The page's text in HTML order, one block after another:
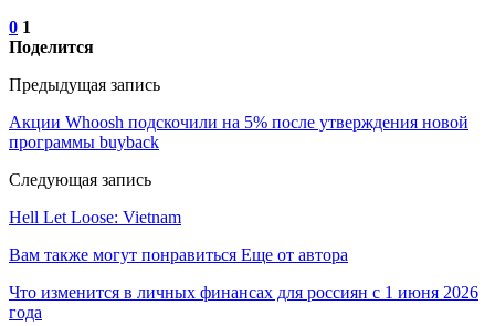
0 1
Поделится
Предыдущая запись
Акции Whoosh подскочили на 5% после утверждения новой
программы buyback
Следующая запись
Hell Let Loose: Vietnam
Вам также могут понравиться Еще от автора
Что изменится в личных финансах для россиян с 1 июня 2026
года